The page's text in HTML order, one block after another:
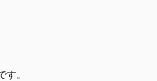
す。